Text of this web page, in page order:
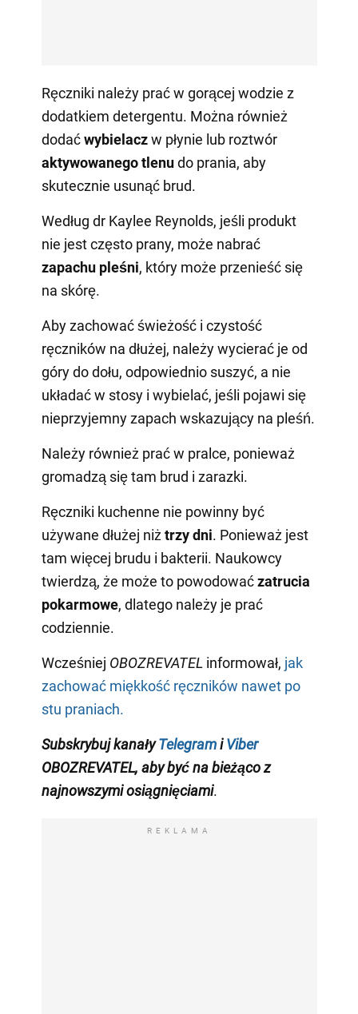
Ręczniki należy prać w gorącej wodzie z
dodatkiem detergentu. Można również
dodaćwybielaczw płynie lub roztwór
aktywowanego tlenudo prania, aby
skutecznie usunąć brud.
Według dr Kaylee Reynolds, jeśli produkt
nie jest często prany, może nabrać
zapachu pleśni, który może przenieść się
na skórę.
Aby zachować świeżość i czystość
ręczników na dłużej, należy wycierać je od
góry do dołu, odpowiednio suszyć, a nie
układać w stosy i wybielać, jeśli pojawi się
nieprzyjemny zapach wskazujący na pleśń.
Należy również prać w pralce, ponieważ
gromadzą się tam brud i zarazki.
Ręczniki kuchenne nie powinny być
używane dłużej niż trzy dni. Ponieważ jest
tam więcej brudu i bakterii. Naukowcy
twierdzą, że może to powodowaćzatrucia
pokarmowe, dlatego należy je prać
codziennie.
Wcześniej OBOZREVATELinformował, jak
zachować miękkość ręczników nawet po
stu praniach.
Subskrybuj kanałyTelegram i Viber
OBOZREVATEL, aby być na bieżąco z
najnowszymi osiągnięciami.
REKLAMA